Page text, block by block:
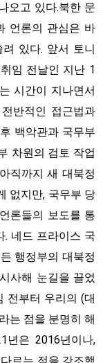
오고 있다.북한 문
언론의 관심은 바
있다. 앞서 토니
임 전날인 지난 1
시간이 지나면서
반적인 접근법과
백악관과 국무부
차원의 검토 작업
직까지 새 대북정
없지만, 국무부 당
론들의 보도를 통
. 네드 프라이스 국
행정부의 대북정
사해 눈길을 끌었
전부터 우리의 (대
는 점을 분명히 해
년은 2016년이나,